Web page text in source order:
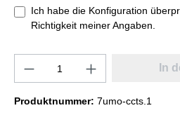
Ich habe die Konfiguration
Richtigkeit meiner Angaben.
In
Produktnummer: 7umo-ccts.1